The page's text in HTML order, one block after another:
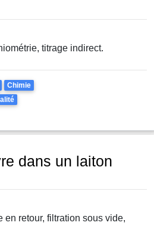
titrage indirect.
Chimie
dans un laiton
en retour, filtration sous vide,